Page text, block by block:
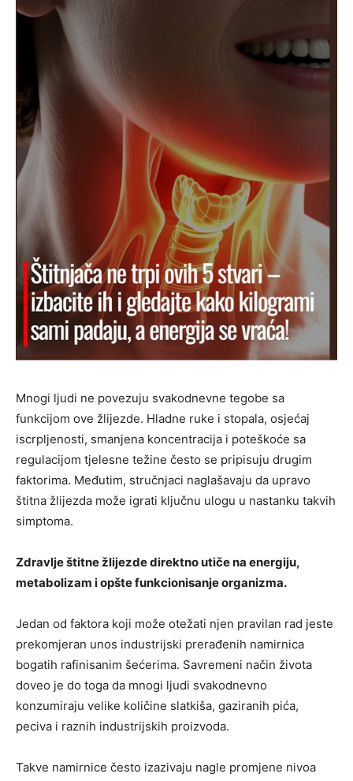
Mnogi ljudi ne povezuju svakodnevne tegobe sa
funkcijom ove žlijezde. Hladne ruke i stopala, osjećaj
iscrpljenosti, smanjena koncentracija i poteškoće sa
regulacijom tjelesne težine često se pripisuju drugim
faktorima. Međutim, stručnjaci naglašavaju da upravo
štitna žlijezda može igrati ključnu ulogu u nastanku takvih
simptoma.
Zdravlje štitne žlijezde direktno utiče na energiju,
metabolizam i opšte funkcionisanje organizma.
Jedan od faktora koji može otežati njen pravilan rad jeste
prekomjeran unos industrijski prerađenih namirnica
bogatih rafinisanim šećerima. Savremeni način života
doveo je do toga da mnogi ljudi svakodnevno
konzumiraju velike količine slatkiša, gaziranih pića,
peciva i raznih industrijskih proizvoda.
Takve namirnice često izazivaju nagle promjene nivoa